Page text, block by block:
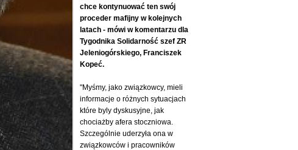
chce kontynuować ten swój
proceder mafijny w kolejnych
latach - mówi w komentarzu dla
Tygodnika Solidarność szef ZR
Jeleniogórskiego, Franciszek
Kopeć.
"Myśmy, jako związkowcy, mieli
informacje o różnych sytuacjach
które byly dyskusyjne, jak
chociażby afera stoczniowa.
Szczególnie uderzyła ona w
związkowców i pracowników